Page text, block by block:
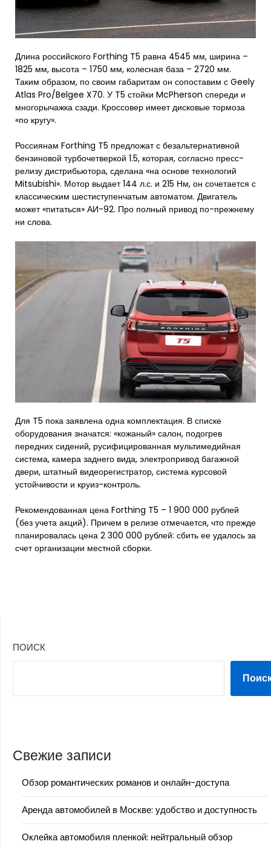
Длина российского Forthing T5 равна 4545 мм, ширина –
1825 мм, высота – 1750 мм, колесная база – 2720 мм.
Таким образом, по своим габаритам он сопоставим с Geely
Atlas Pro/Belgee X70. У T5 стойки McPherson спереди и
многорычажка сзади. Кроссовер имеет дисковые тормоза
«по кругу».
Россиянам Forthing T5 предложат с безальтернативной
бензиновой турбочетверкой 1.5, которая, согласно пресс-
релизу дистрибьютора, сделана «на основе технологий
Mitsubishi». Мотор выдает 144 л.с. и 215 Нм, он сочетается с
классическим шестиступенчатым автоматом. Двигатель
может «питаться» АИ-92. Про полный привод по-прежнему
ни слова.
Для T5 пока заявлена одна комплектация. В списке
оборудования значатся: «кожаный» салон, подогрев
передних сидений, русифицированная мультимедийная
система, камера заднего вида, электропривод багажной
двери, штатный видеорегистратор, система курсовой
устойчивости и круиз-контроль.
Рекомендованная цена Forthing T5 – 1 900 000 рублей
(без учета акций). Причем в релизе отмечается, что прежде
планировалась цена 2 300 000 рублей: сбить ее удалось за
счет организации местной сборки.
ПОИСК
Свежие записи
Обзор романтических романов и онлайн-доступа
Аренда автомобилей в Москве: удобство и доступность
Оклейка автомобиля пленкой: нейтральный обзор